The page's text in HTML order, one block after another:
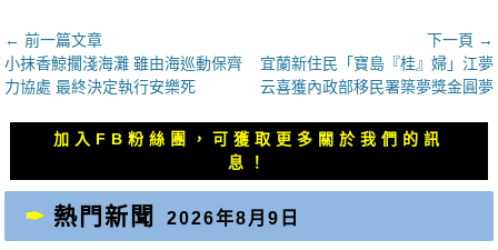
文
章
導
覽
← 前一篇文章
上
一
小抹香鯨擱淺海灘 雖由海巡動保齊
力協處 最終決定執行安樂死
下一頁 →
下
一
文
章：
宜蘭新住民「寶島『桂』婦」江夢
云喜獲內政部移民署築夢獎金圓夢
加入FB粉絲團，可獲取更多關於我們的訊
息！
熱門新聞 2026年8月9日